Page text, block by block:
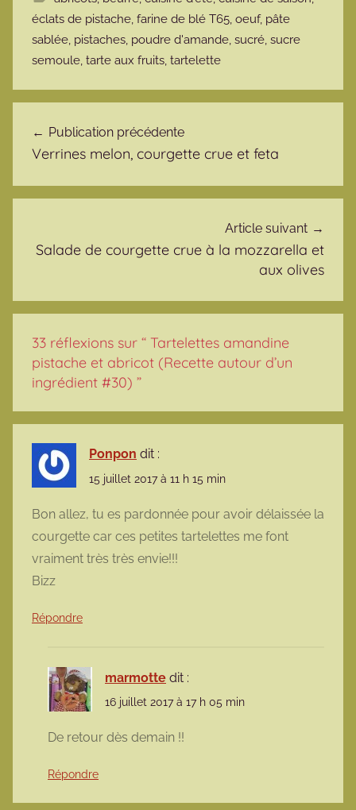
éclats de pistache, farine de blé T65, oeuf, pâte
sablée, pistaches, poudre d'amande, sucré, sucre
semoule, tarte aux fruits, tartelette
Publication précédente
Verrines melon, courgette crue et feta
Article suivant
Salade de courgette crue à la mozzarella et
aux olives
33 réflexions sur “ Tartelettes amandine
pistache et abricot (Recette autour d’un
ingrédient #30) ”
Ponpon dit :
15 juillet 2017 à 11 h 15 min
Bon allez, tu es pardonnée pour avoir délaissée la
courgette car ces petites tartelettes me font
vraiment très très envie!!!
Bizz
Répondre
marmotte dit :
16 juillet 2017 à 17 h 05 min
De retour dès demain !!
Répondre